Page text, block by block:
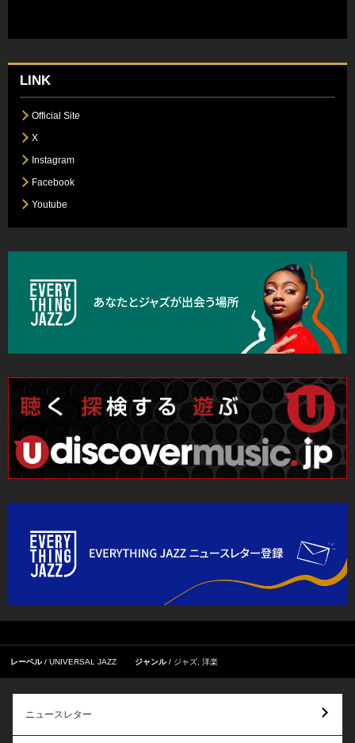
LINK
Official Site
X
Instagram
Facebook
Youtube
レーベル UNIVERSAL JAZZ ジャンル ジャズ 洋楽
ニュースレター